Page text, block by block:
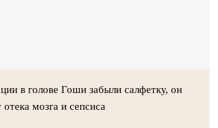
в голове Гоши забыли салфетку, он
мозга и сепсиса